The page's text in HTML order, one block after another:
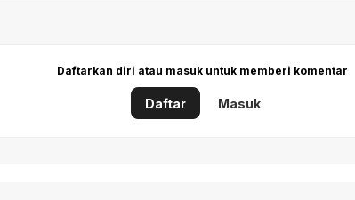
Daftarkan diri atau masuk untuk memberi komentar
Daftar Masuk